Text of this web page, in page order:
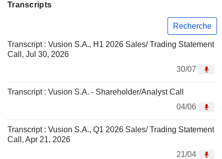
Transcripts
Recherche
Transcript : Vusion S.A., H1 2026 Sales/ Trading Statement
Call, Jul 30, 2026
30/07
Transcript : Vusion S.A. - Shareholder/Analyst Call
04/06
Transcript : Vusion S.A., Q1 2026 Sales/ Trading Statement
Call, Apr 21, 2026
21/04